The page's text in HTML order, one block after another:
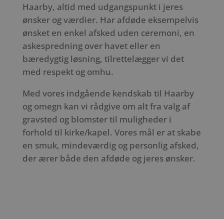
Haarby, altid med udgangspunkt i jeres
ønsker og værdier. Har afdøde eksempelvis
ønsket en enkel afsked uden ceremoni, en
askespredning over havet eller en
bæredygtig løsning, tilrettelægger vi det
med respekt og omhu.
Med vores indgående kendskab til Haarby
og omegn kan vi rådgive om alt fra valg af
gravsted og blomster til muligheder i
forhold til kirke/kapel. Vores mål er at skabe
en smuk, mindeværdig og personlig afsked,
der ærer både den afdøde og jeres ønsker.